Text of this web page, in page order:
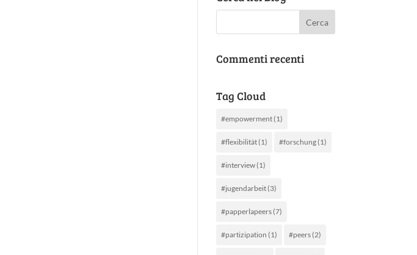
Commenti recenti
Tag Cloud
#empowerment(1)
#flexibilität(1) #forschung(1)
#interview(1)
#jugendarbeit(3)
#papperlapeers(7)
#partizipation (1) #peers(2)